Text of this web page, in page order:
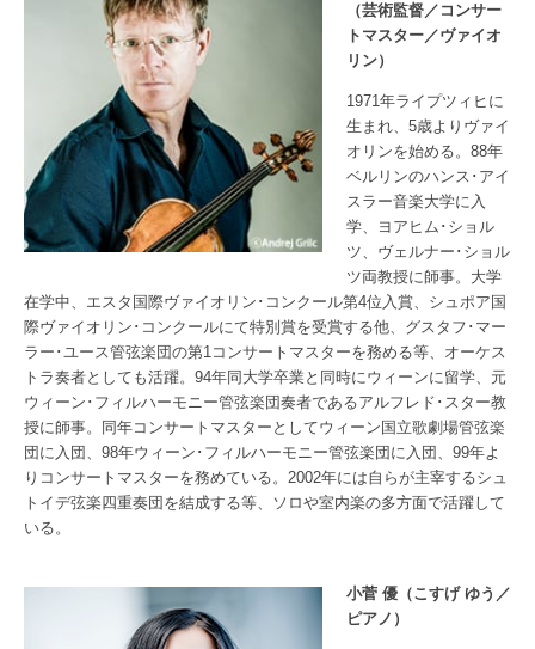
（芸術監督／コンサー
トマスター／ヴァイオ
リン）
1971年ライプツィヒに
生まれ、5歳よりヴァイ
オリンを始める。88年
ベルリンのハンス･アイ
スラー音楽大学に入
学、ヨアヒム･ショル
ツ、ヴェルナー･ショル
ツ両教授に師事。大学
在学中、エスタ国際ヴァイオリン･コンクール第4位入賞、シュポア国
際ヴァイオリン･コンクールにて特別賞を受賞する他、グスタフ･マー
ラー･ユース管弦楽団の第1コンサートマスターを務める等、オーケス
トラ奏者としても活躍。94年同大学卒業と同時にウィーンに留学、元
ウィーン･フィルハーモニー管弦楽団奏者であるアルフレド･スター教
授に師事。同年コンサートマスターとしてウィーン国立歌劇場管弦楽
団に入団、98年ウィーン･フィルハーモニー管弦楽団に入団、99年よ
りコンサートマスターを務めている。2002年には自らが主宰するシュ
トイデ弦楽四重奏団を結成する等、ソロや室内楽の多方面で活躍して
いる。
小菅 優（こすげ ゆう／
ピアノ）